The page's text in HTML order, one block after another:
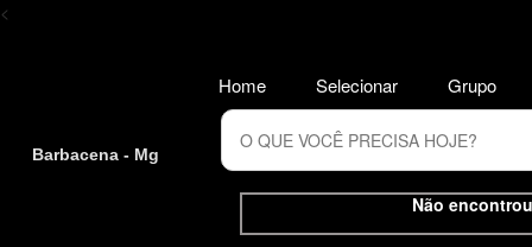
<
Barbacena - Mg
Não
Home Selecionar Grupo